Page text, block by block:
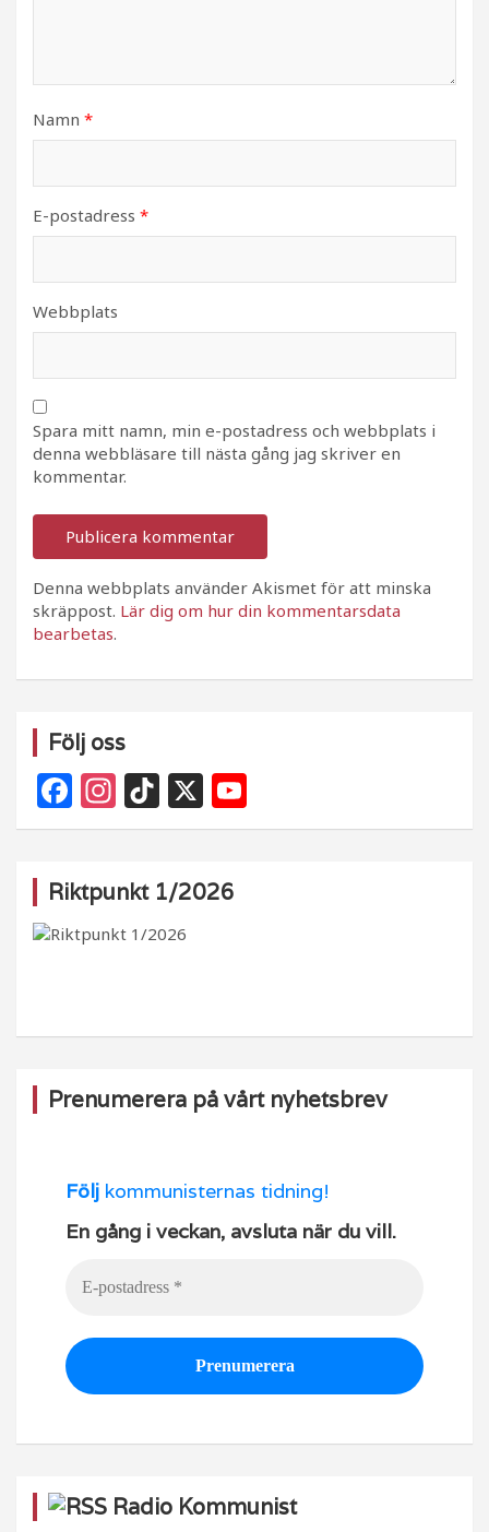
Namn *
E-postadress *
Webbplats
Spara mitt namn, min e-postadress och webbplats i
denna webbläsare till nästa gång jag skriver en
kommentar.
Denna webbplats använder Akismet för att minska
skräppost. Lär dig om hur din kommentarsdata
bearbetas.
Följ oss
F
a
e
b
k
In
st
g
ra
Ti
k
o
k
X
o
Riktpunkt 1/2026
Prenumerera på vårt nyhetsbrev
Följ kommunisternas tidning!
En gång i veckan, avsluta när du vill.
Radio Kommunist